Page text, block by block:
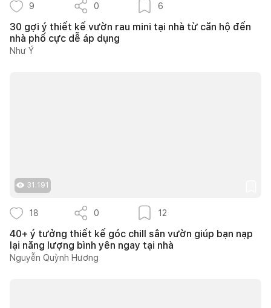
9 0 6
30 gợi ý thiết kế vườn rau mini tại nhà từ căn hộ đến
nhà phố cực dễ áp dụng
Như Ý
31.191
18 0 12
40+ ý tưởng thiết kế góc chill sân vườn giúp bạn nạp
lại năng lượng bình yên ngay tại nhà
Nguyễn Quỳnh Hương